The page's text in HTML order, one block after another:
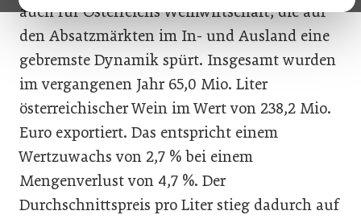
auch für Österreichs Weinwirtschaft, die auf
den Absatzmärkten im In- und Ausland eine
gebremste Dynamik spürt. Insgesamt wurden
im vergangenen Jahr 65,0 Mio. Liter
österreichischer Wein im Wert von 238,2 Mio.
Euro exportiert. Das entspricht einem
Wertzuwachs von 2,7 % bei einem
Mengenverlust von 4,7 %. Der
Durchschnittspreis pro Liter stieg dadurch auf